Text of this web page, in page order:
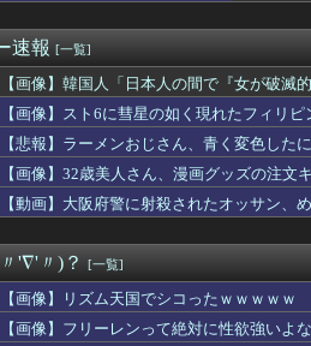
のエンジニア「AIで仕事がつまらなくな
やつが乗るべきバイクｗｗｗｗｗｗｗ
海外の小糸の紹介文（日本語訳）
中ぱっくりドレス横乳ノーブラおっぱい
してんのに大暴れしすぎちゃうか？
楽天15回戦】楽天、岸孝之が通算１７３
マイス】「十二支同盟」とも戦うらしい
ーでスヌーピーのでっかい人形を二人で
きら様……？」あきら「……白石」
が増えているらしい･･･
る彼女がいるんだが、妊娠したので生まれ
代表、食料品の消費減税「天下の愚策だ」
ェーデン】美味しいミートボール【ポー
にはゴリラがいた←これマジ！？
速報 [一覧]
【画像】韓国人「日本人の間で『女が破
【画像】スト6に彗星の如く現れたフィリ
【悲報】ラーメンおじさん、青く変色した
【画像】32歳美人さん、漫画グッズの注
【動画】大阪府警に射殺されたオッサン、
'∇'〃)？ [一覧]
【画像】リズム天国でシコったｗｗｗｗｗ
【画像】フリーレンって絶対に性欲強いよ